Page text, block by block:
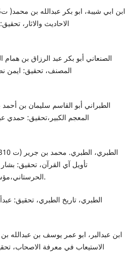
الاحاديث والاثار،
المصنف، تحقيق: ايمن
المعجم الكبير،تحقيق: حمدي
تأويل آي القرآن، تحقيق:
الحرستاني،مؤسسة الرسالة(بيروت:1994).
الاستيعاب في معرفة الاصحاب،